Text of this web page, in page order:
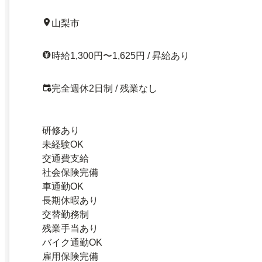
山梨市
時給1,300円〜1,625円 / 昇給あり
完全週休2日制 / 残業なし
研修あり
未経験OK
交通費支給
社会保険完備
車通勤OK
長期休暇あり
交替勤務制
残業手当あり
バイク通勤OK
雇用保険完備